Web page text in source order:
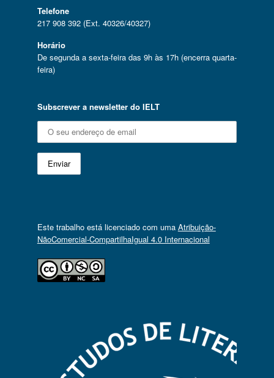
Telefone
217 908 392 (Ext. 40326/40327)
Horário
De segunda a sexta-feira das 9h às 17h (encerra quarta-
feira)
Subscrever a newsletter do IELT
Este trabalho está licenciado com uma Atribuição-
NãoComercial-CompartilhaIgual 4.0 Internacional